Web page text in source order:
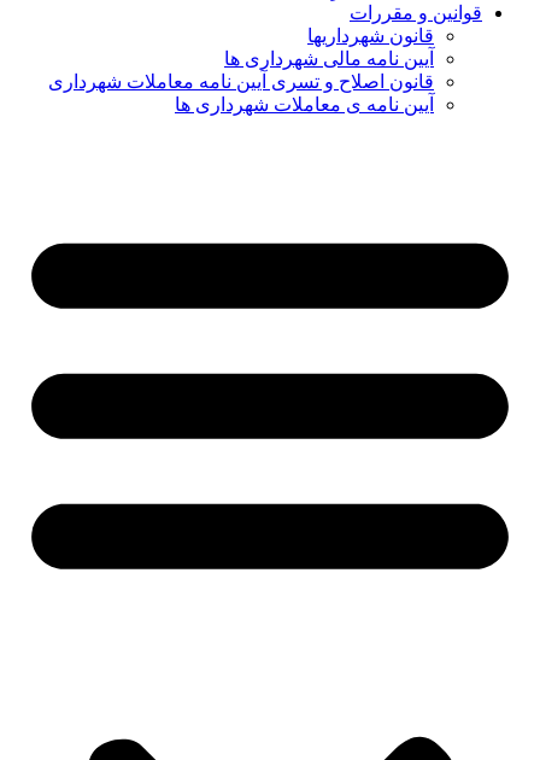
قوانین و مقررات
قانون شهرداریها
آیین نامه مالی شهرداری ها
قانون اصلاح و تسری آیین نامه معاملات شهرداری
آیین نامه ی معاملات شهرداری ها